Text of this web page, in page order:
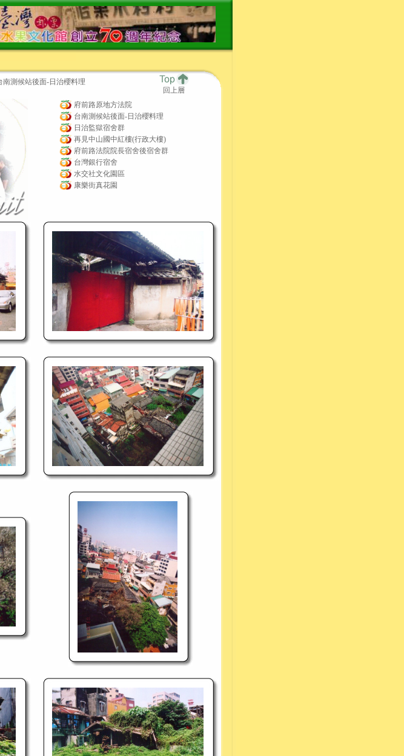
府前路原地方法院
台南測候站後面-日治櫻料理
日治監獄宿舍群
再見中山國中紅樓(行政大樓)
府前路法院院長宿舍後宿舍群
台灣銀行宿舍
水交社文化園區
康樂街真花園
回上層
測候站後面-日治櫻料理